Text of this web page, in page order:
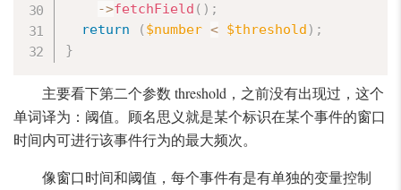
->fetchField ( ) ;
return
( $number < $threshold ) ;
}
主要看下第二个参数 threshold，之前没有出现过，这个
单词译为：阈值。顾名思义就是某个标识在某个事件的窗口
时间内可进行该事件行为的最大频次。
像窗口时间和阈值，每个事件有是有单独的变量控制